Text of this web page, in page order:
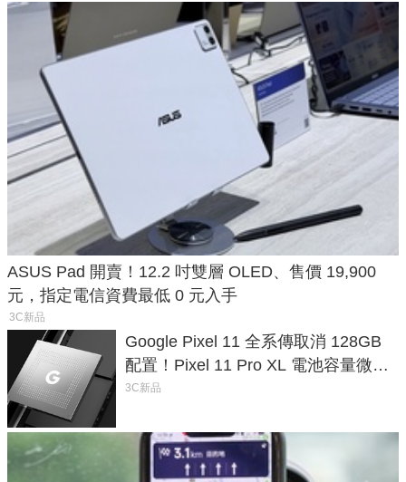
ASUS Pad 開賣！12.2 吋雙層 OLED、售價 19,900
元，指定電信資費最低 0 元入手
3C新品
Google Pixel 11 全系傳取消 128GB
配置！Pixel 11 Pro XL 電池容量微降
1.6%
3C新品